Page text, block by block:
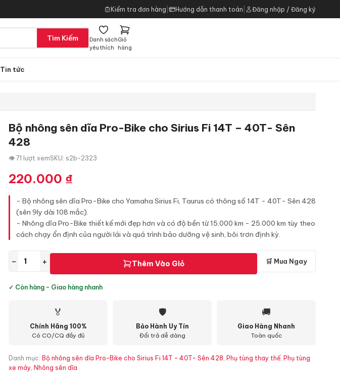
Kiểm tra đơn hàng Hướng dẫn thanh toán Đăng nhập / Đăng ký
Tìm Kiếm
Danh sách
yêu thích
Giỏ
hàng
Tin tức
Bộ nhông sên dĩa Pro-Bike cho Sirius Fi 14T – 40T- Sên
428
👁 71 lượt xemSKU: s2b-2323
220.000 ₫
- Bộ nhông sên dĩa Pro-Bike cho Yamaha Sirius Fi, Taurus có thông số 14T - 40T- Sên 428
(sên 9ly dài 108 mắc).
- Nhông dĩa Pro-Bike thiết kế mới đẹp hơn và có độ bền từ 15.000 km - 25.000 km tùy theo
cách chạy ổn định của người lái và quá trình bảo dưỡng vệ sinh, bôi trơn định kỳ.
− + Thêm Vào Giỏ 🛒 Mua Ngay
✓ Còn hàng - Giao hàng nhanh
🏅
Chính Hãng 100%
Có CO/CQ đầy đủ
🛡
Bảo Hành Uy Tín
Đổi trả dễ dàng
🚚
Giao Hàng Nhanh
Toàn quốc
Danh mục: Bộ nhông sên dĩa Pro-Bike cho Sirius Fi 14T - 40T- Sên 428, Phụ tùng thay thế, Phụ tùng
xe máy, Nhông sên dĩa